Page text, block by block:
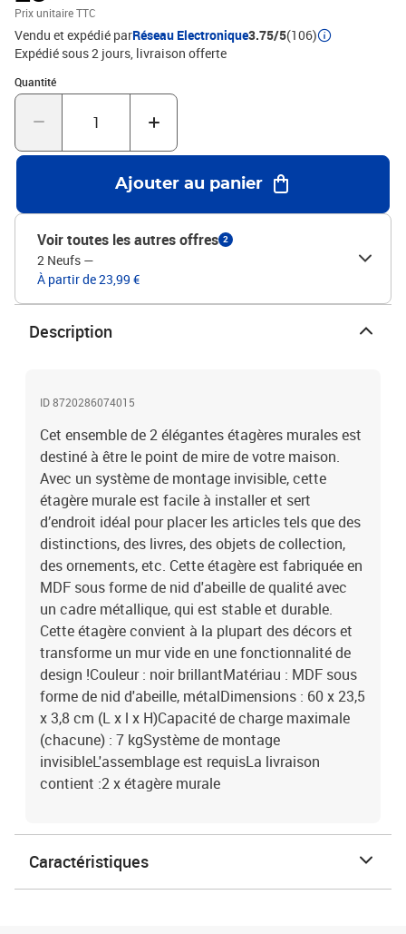
à la plupart des décors et transforme un mur vide en une
fonctionnalité de design !Couleur : noir brillantMatériau : MDF
sous forme de nid d'abeille, métalDimensions : 60 x 23,5 x 3,8 cm
(L x l x H)Capacité de charge maximale (chacune) : 7 kgSystème
de montage invisibleL'assemblage est requisLa livraison contient
:2 x étagère murale
Prix unitaire TTC
Vendu et expédié parRéseau Electronique3.75/5(106)
Expédié sous 2 jours livraison offerte
Quantité
Quantité : 1
Ajouter au panier
Voir toutes les autres offres 2
2 Neufs —
À partir de 23,99 €
Description
ID 8720286074015
Cet ensemble de 2 élégantes étagères murales est
destiné à être le point de mire de votre maison.
Avec un système de montage invisible, cette
étagère murale est facile à installer et sert
d’endroit idéal pour placer les articles tels que des
distinctions, des livres, des objets de collection,
des ornements, etc. Cette étagère est fabriquée en
MDF sous forme de nid d'abeille de qualité avec
un cadre métallique, qui est stable et durable.
Cette étagère convient à la plupart des décors et
transforme un mur vide en une fonctionnalité de
design !Couleur : noir brillantMatériau : MDF sous
forme de nid d'abeille, métalDimensions : 60 x 23,5
x 3,8 cm (L x l x H)Capacité de charge maximale
(chacune) : 7 kgSystème de montage
invisibleL'assemblage est requisLa livraison
contient :2 x étagère murale
Caractéristiques